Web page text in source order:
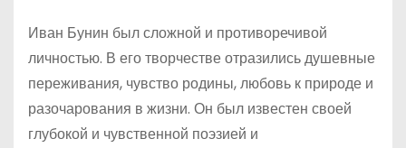
Иван Бунин был сложной и противоречивой
личностью. В его творчестве отразились душевные
переживания, чувство родины, любовь к природе и
разочарования в жизни. Он был известен своей
глубокой и чувственной поэзией и